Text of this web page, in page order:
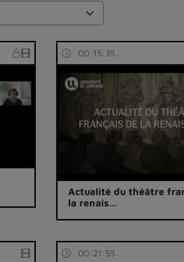
00:15:35
Actualité du théâtre
la renais…
00:21:55